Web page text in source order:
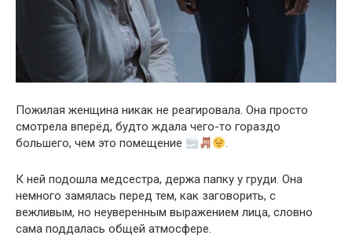
Пожилая женщина никак не реагировала. Она просто
смотрела вперёд, будто ждала чего-то гораздо
большего, чем это помещение
.
К ней подошла медсестра, держа папку у груди. Она
немного замялась перед тем, как заговорить, с
вежливым, но неуверенным выражением лица, словно
сама поддалась общей атмосфере.